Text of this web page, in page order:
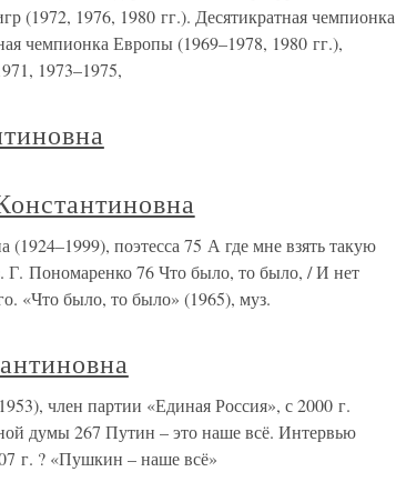
(1972, 1976, 1980 гг.). Десятикратная чемпионка
чемпионка Европы (1969–1978, 1980 гг.),
1973–1975,
поэтесса 75 А где мне взять такую
Г. Пономаренко 76 Что было, то было, / И нет
«Что было, то было» (1965), муз.
член партии «Единая Россия», с 2000 г.
думы 267 Путин – это наше всё. Интервью
г. ? «Пушкин – наше всё»